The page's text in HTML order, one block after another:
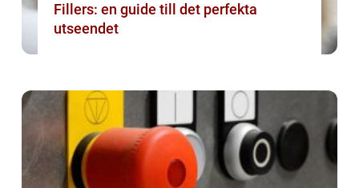
Fillers: en guide till det perfekta
utseendet